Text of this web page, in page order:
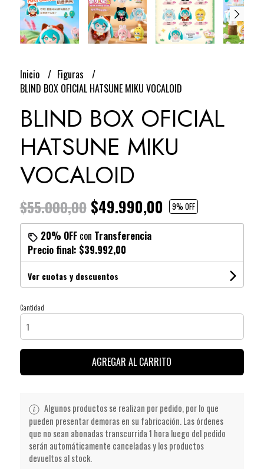
Inicio
Figuras
BLIND BOX OFICIAL HATSUNE MIKU VOCALOID
BLIND BOX OFICIAL
HATSUNE MIKU
VOCALOID
$55.000,00$49.990,00 9% OFF
20% OFFcon Transferencia
Precio final: $39.992,00
Ver cuotas y descuentos
Cantidad
AGREGAR AL CARRITO
Algunos productos se realizan por pedido, por lo que
pueden presentar demoras en su fabricación. Las órdenes
que no sean abonadas transcurrida 1 hora luego del pedido
serán automáticamente canceladas y los productos
devueltos al stock.